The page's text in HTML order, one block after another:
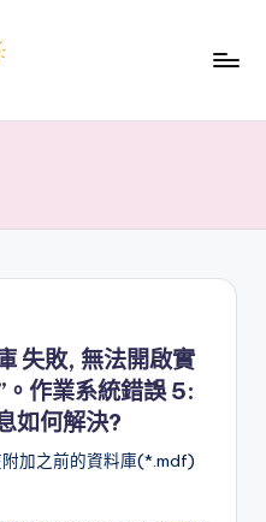
失敗, 無法開啟實
作業系統錯誤 5:
如何解決?
加之前的資料庫(*.mdf)